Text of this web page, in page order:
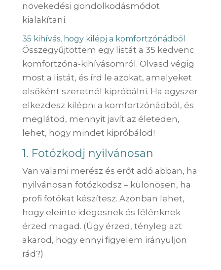
növekedési gondolkodásmódot
kialakítani.
35 kihívás, hogy kilépj a komfortzónádból
Összegyűjtöttem egy listát a 35 kedvenc
komfortzóna-kihívásomról. Olvasd végig
most a listát, és írd le azokat, amelyeket
elsőként szeretnél kipróbálni. Ha egyszer
elkezdesz kilépni a komfortzónádból, és
meglátod, mennyit javít az életeden,
lehet, hogy mindet kipróbálod!
1. Fotózkodj nyilvánosan
Van valami merész és erőt adó abban, ha
nyilvánosan fotózkodsz – különösen, ha
profi fotókat készítesz. Azonban lehet,
hogy eleinte idegesnek és félénknek
érzed magad. (Úgy érzed, tényleg azt
akarod, hogy ennyi figyelem irányuljon
rád?)